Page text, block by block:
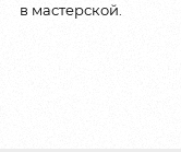
в мастерской.